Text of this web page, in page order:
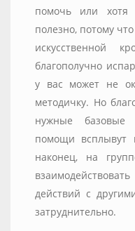
помочь или
полезно, потому
искусственной
благополучно
у вас может не
методичку. Но
нужные базовые
помощи всплывут
наконец, на
действий с
затруднительно.